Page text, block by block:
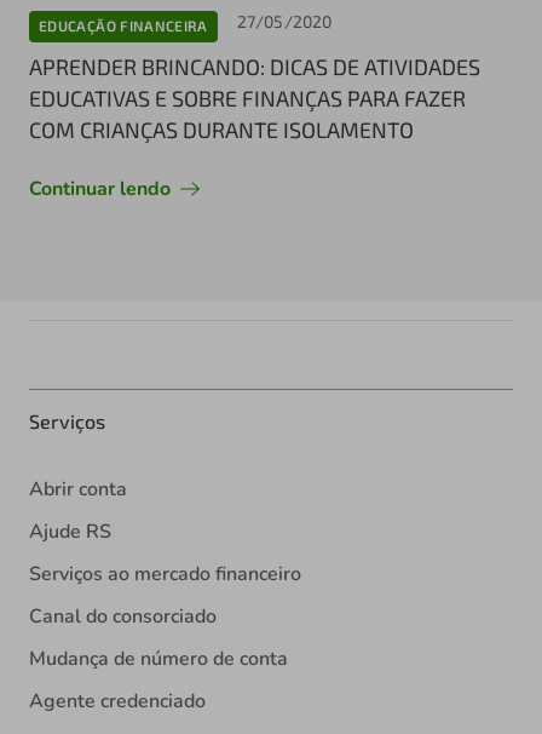
EDUCAÇÃO FINANCEIRA 27/05/2020
APRENDER BRINCANDO: DICAS DE ATIVIDADES
EDUCATIVAS E SOBRE FINANÇAS PARA FAZER
COM CRIANÇAS DURANTE ISOLAMENTO
Continuar lendo
Serviços
Abrir conta
Ajude RS
Serviços ao mercado financeiro
Canal do consorciado
Mudança de número de conta
Agente credenciado